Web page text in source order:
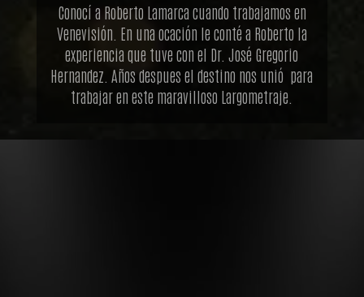
Conocí a Roberto Lamarca cuando trabajamos en
Venevisión. En una ocación le conté a Roberto la
experiencia que tuve con el Dr. José Gregorio
Hernandez. Años despues el destino nos unió para
trabajar en este maravilloso Largometraje.